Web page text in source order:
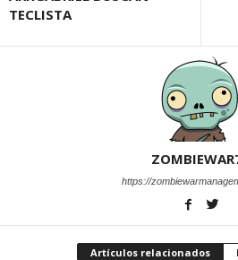
TECLISTA
https://
Artículos relacionados